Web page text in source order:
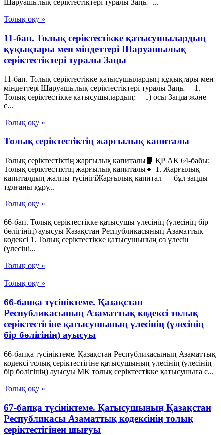
Шаруашылық серіктестіктері туралы Заңы ...
Толық оқу »
11-бап. Толық серiктестiкке қатысушылардың
құқықтары мен мiндеттерi Шаруашылық
серіктестіктері туралы Заңы
11-бап. Толық серiктестiкке қатысушылардың құқықтары мен
мiндеттерi Шаруашылық серіктестіктері туралы Заңы 1.
Толық серiктестiкке қатысушылардың: 1) осы Заңда және
с...
Толық оқу »
Толық серіктестіктің жарғылық капиталы
Толық серіктестіктің жарғылық капиталы📘 ҚР АК 64-бабы:
Толық серіктестіктің жарғылық капиталы🔹 1. Жарғылық
капиталдың жалпы түсінігіЖарғылық капитал — бұл заңды
тұлғаны құру...
Толық оқу »
66-бап. Толық серiктестiкке қатысушы үлесiнiң (үлесiнiң бiр
бөлiгiнiң) ауысуы Қазақстан Республикасының Азаматтық
кодексi 1. Толық серiктестiкке қатысушының өз үлесiн
(үлесiнi...
Толық оқу »
Толық оқу »
66-бапқа түсініктеме. Қазақстан
Республикасының Азаматтық кодексі толық
серіктестігіне қатысушының үлесінің (үлесінің
бір бөлігінің) ауысуы
66-бапқа түсініктеме. Қазақстан Республикасының Азаматтық
кодексі толық серіктестігіне қатысушының үлесінің (үлесінің
бір бөлігінің) ауысуы МК толық серіктестікке қатысушыға с...
Толық оқу »
67-бапқа түсініктеме. Қатысушының Қазақстан
Республикасы Азаматтық кодексінің толық
серіктестігінен шығуы